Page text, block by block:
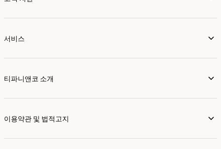
서비스
티파니앤코 소개
이용약관 및 법적고지